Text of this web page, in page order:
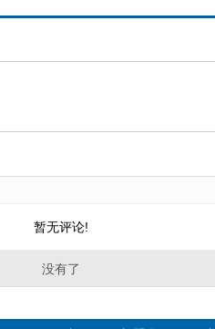
暂无评论!
没有了